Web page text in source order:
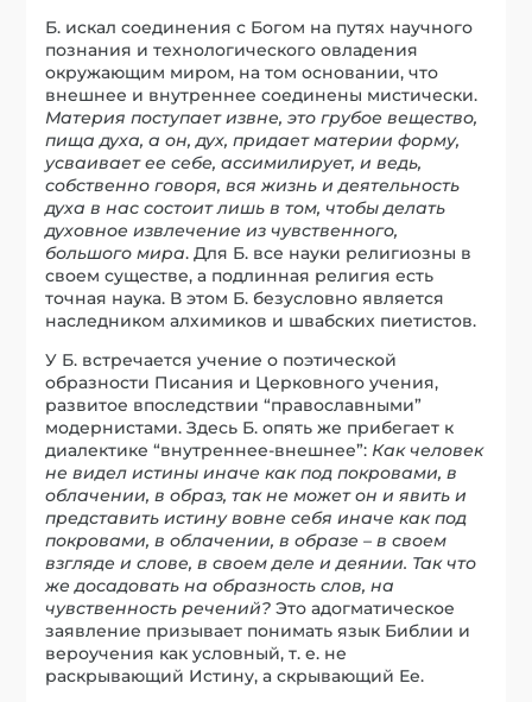
Б. искал соединения с Богом на путях научного
познания и технологического овладения
окружающим миром, на том основании, что
внешнее и внутреннее соединены мистически.
Материя поступает извне, это грубое вещество,
пища духа, а он, дух, придает материи форму,
усваивает ее себе, ассимилирует, и ведь,
собственно говоря, вся жизнь и деятельность
духа в нас состоит лишь в том, чтобы делать
духовное извлечение из чувственного,
большого мира. Для Б. все науки религиозны в
своем существе, а подлинная религия есть
точная наука. В этом Б. безусловно является
наследником алхимиков и швабских пиетистов.
У Б. встречается учение о поэтической
образности Писания и Церковного учения,
развитое впоследствии “православными”
модернистами. Здесь Б. опять же прибегает к
диалектике “внутреннее-внешнее”: Как человек
не видел истины иначе как под покровами, в
облачении, в образ, так не может он и явить и
представить истину вовне себя иначе как под
покровами, в облачении, в образе – в своем
взгляде и слове, в своем деле и деянии. Так что
же досадовать на образность слов, на
чувственность речений?Это адогматическое
заявление призывает понимать язык Библии и
вероучения как условный, т. е. не
раскрывающий Истину, а скрывающий Ее.